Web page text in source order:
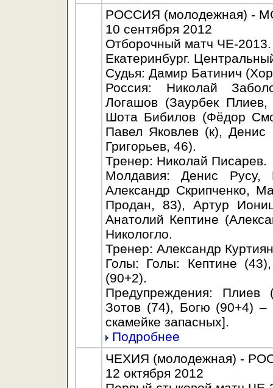
РОССИЯ (молодежная) -
10 сентября 2012
Отборочный матч ЧЕ-2013.
Екатеринбург.
Судья: Дамир Батинич
Россия: Николай
Логашов (Заурбек
Шота Бибилов (Фёдор
Павел Яковлев (к),
Григорьев, 46).
Тренер: Николай Писарев.
Молдавия: Денис Русу,
Александр Скрипченко,
Продан, 83), Артур
Анатолий Кептине
Никологло.
Тренер: Александр
Голы: Голы: Кептине
(90+2).
Предупреждения: Плиев
Зотов (74), Богю (90+4) –
скамейке запасных].
Подробнее
ЧЕХИЯ (молодежная) -
12 октября 2012